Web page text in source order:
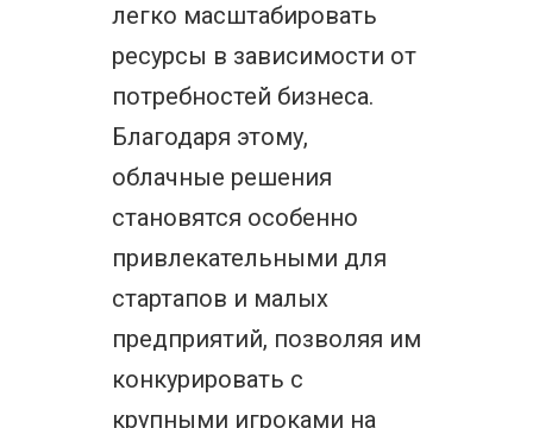
легко масштабировать
ресурсы в зависимости от
потребностей бизнеса.
Благодаря этому,
облачные решения
становятся особенно
привлекательными для
стартапов и малых
предприятий, позволяя им
конкурировать с
крупными игроками на